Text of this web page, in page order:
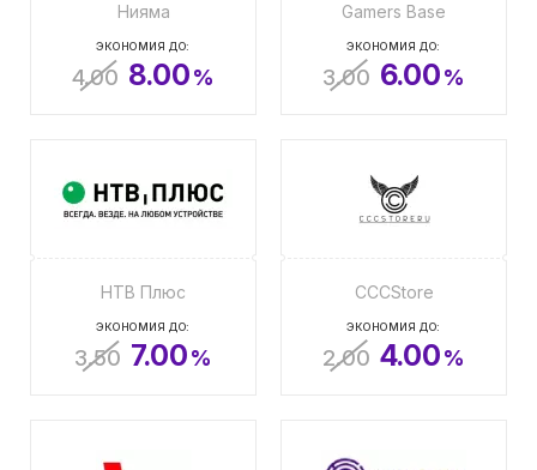
Нияма
ЭКОНОМИЯ ДО:
4.00 8.00%
Gamers Base
ЭКОНОМИЯ ДО:
3.00 6.00%
НТВ Плюс
ЭКОНОМИЯ ДО:
3.50 7.00%
CCCStore
ЭКОНОМИЯ ДО:
2.00 4.00%